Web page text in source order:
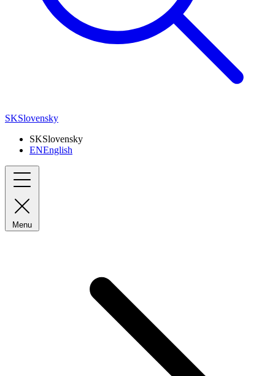
SKSlovensky
SKSlovensky
ENEnglish
Menu